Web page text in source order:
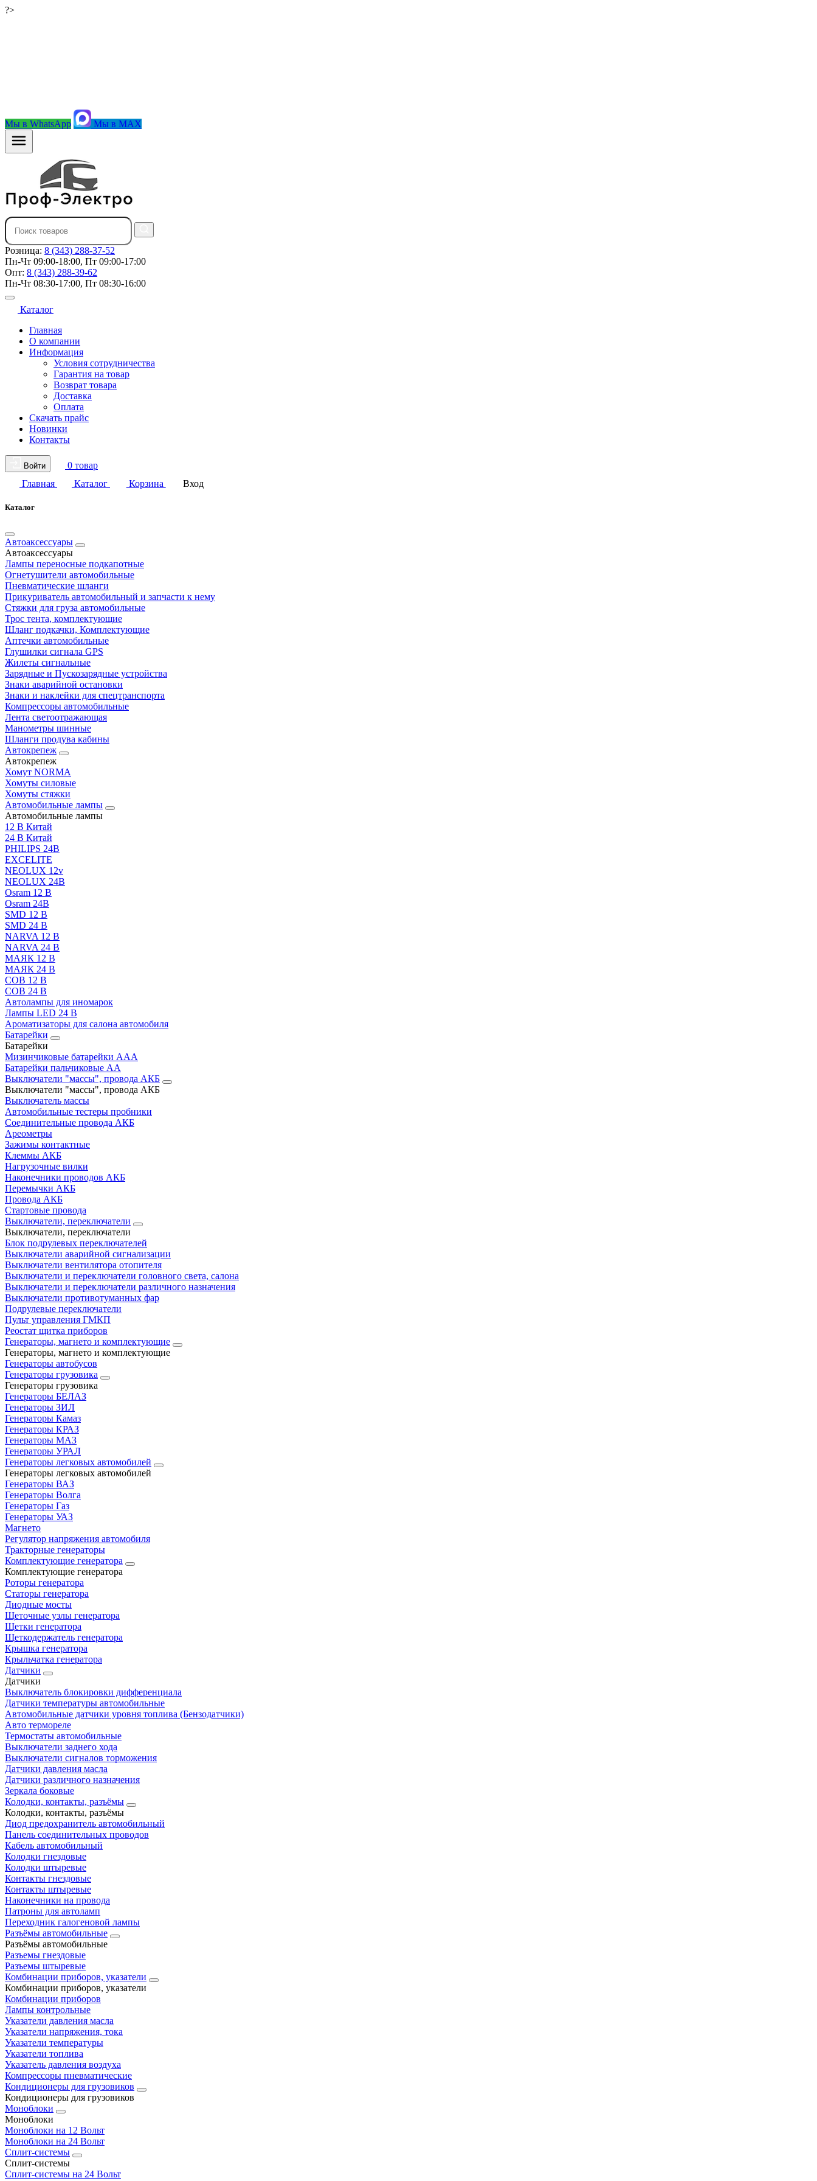
?>
Мы в WhatsApp Мы в MAX
Розница: 8 (343) 288-37-52
Пн-Чт 09:00-18:00, Пт 09:00-17:00
Опт: 8 (343) 288-39-62
Пн-Чт 08:30-17:00, Пт 08:30-16:00
Каталог
Главная
О компании
Информация
Условия сотрудничества
Гарантия на товар
Возврат товара
Доставка
Оплата
Скачать прайс
Новинки
Контакты
Войти
0 товар
Главная
Каталог Корзина Вход
Каталог
Автоаксессуары
Автоаксессуары
Лампы переносные подкапотные
Огнетушители автомобильные
Пневматические шланги
Прикуриватель автомобильный и запчасти к нему
Стяжки для груза автомобильные
Трос тента, комплектующие
Шланг подкачки, Комплектующие
Аптечки автомобильные
Глушилки сигнала GPS
Жилеты сигнальные
Зарядные и Пускозарядные устройства
Знаки аварийной остановки
Знаки и наклейки для спецтранспорта
Компрессоры автомобильные
Лента светоотражающая
Манометры шинные
Шланги продува кабины
Автокрепеж
Автокрепеж
Хомут NORMA
Хомуты силовые
Хомуты стяжки
Автомобильные лампы
Автомобильные лампы
12 В Китай
24 В Китай
PHILIPS 24В
EXCELITE
NEOLUX 12v
NEOLUX 24В
Osram 12 В
Osram 24В
SMD 12 В
SMD 24 В
NARVA 12 В
NARVA 24 В
МАЯК 12 В
МАЯК 24 В
COB 12 В
COB 24 В
Автолампы для иномарок
Лампы LED 24 B
Ароматизаторы для салона автомобиля
Батарейки
Батарейки
Мизинчиковые батарейки AAA
Батарейки пальчиковые АА
Выключатели "массы", провода АКБ
Выключатели "массы", провода АКБ
Выключатель массы
Автомобильные тестеры пробники
Соединительные провода АКБ
Ареометры
Зажимы контактные
Клеммы АКБ
Нагрузочные вилки
Наконечники проводов АКБ
Перемычки АКБ
Провода АКБ
Стартовые провода
Выключатели, переключатели
Выключатели, переключатели
Блок подрулевых переключателей
Выключатели аварийной сигнализации
Выключатели вентилятора отопителя
Выключатели и переключатели головного света, салона
Выключатели и переключатели различного назначения
Выключатели противотуманных фар
Подрулевые переключатели
Пульт управления ГМКП
Реостат щитка приборов
Генераторы, магнето и комплектующие
Генераторы, магнето и комплектующие
Генераторы автобусов
Генераторы грузовика
Генераторы грузовика
Генераторы БЕЛАЗ
Генераторы ЗИЛ
Генераторы Камаз
Генераторы КРАЗ
Генераторы МАЗ
Генераторы УРАЛ
Генераторы легковых автомобилей
Генераторы легковых автомобилей
Генераторы ВАЗ
Генераторы Волга
Генераторы Газ
Генераторы УАЗ
Магнето
Регулятор напряжения автомобиля
Тракторные генераторы
Комплектующие генератора
Комплектующие генератора
Роторы генератора
Статоры генератора
Диодные мосты
Щеточные узлы генератора
Щетки генератора
Щеткодержатель генератора
Крышка генератора
Крыльчатка генератора
Датчики
Датчики
Выключатель блокировки дифференциала
Датчики температуры автомобильные
Автомобильные датчики уровня топлива (Бензодатчики)
Авто термореле
Термостаты автомобильные
Выключатели заднего хода
Выключатели сигналов торможения
Датчики давления масла
Датчики различного назначения
Зеркала боковые
Колодки, контакты, разъёмы
Колодки, контакты, разъёмы
Диод предохранитель автомобильный
Панель соединительных проводов
Кабель автомобильный
Колодки гнездовые
Колодки штыревые
Контакты гнездовые
Контакты штыревые
Наконечники на провода
Патроны для автоламп
Переходник галогеновой лампы
Разъёмы автомобильные
Разъёмы автомобильные
Разъемы гнездовые
Разъемы штыревые
Комбинации приборов, указатели
Комбинации приборов, указатели
Комбинации приборов
Лампы контрольные
Указатели давления масла
Указатели напряжения, тока
Указатели температуры
Указатели топлива
Указатель давления воздуха
Компрессоры пневматические
Кондиционеры для грузовиков
Кондиционеры для грузовиков
Моноблоки
Моноблоки
Моноблоки на 12 Вольт
Моноблоки на 24 Вольт
Сплит-системы
Сплит-системы
Сплит‑системы на 24 Вольт